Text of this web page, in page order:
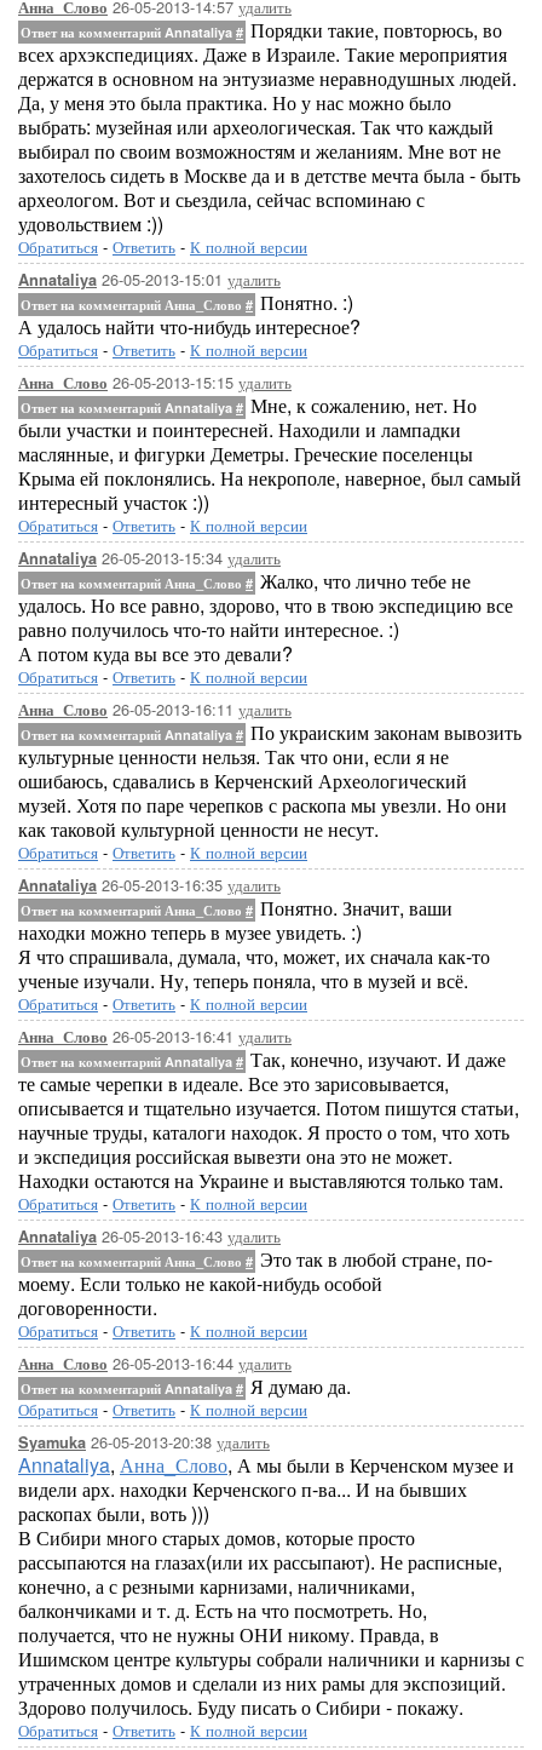
Анна_Слово 26-05-2013-14:57 удалить
Ответ на комментарий Annataliya # Порядки такие, повторюсь, во
всех архэкспедициях. Даже в Израиле. Такие мероприятия
держатся в основном на энтузиазме неравнодушных людей.
Да, у меня это была практика. Но у нас можно было
выбрать: музейная или археологическая. Так что каждый
выбирал по своим возможностям и желаниям. Мне вот не
захотелось сидеть в Москве да и в детстве мечта была - быть
археологом. Вот и сьездила, сейчас вспоминаю с
удовольствием :))
Обратиться - Ответить - К полной версии
Annataliya 26-05-2013-15:01 удалить
Ответ на комментарий Анна_Слово # Понятно. :)
А удалось найти что-нибудь интересное?
Обратиться - Ответить - К полной версии
Анна_Слово 26-05-2013-15:15 удалить
Ответ на комментарий Annataliya # Мне, к сожалению, нет. Но
были участки и поинтересней. Находили и лампадки
маслянные, и фигурки Деметры. Греческие поселенцы
Крыма ей поклонялись. На некрополе, наверное, был самый
интересный участок :))
Обратиться - Ответить - К полной версии
Annataliya 26-05-2013-15:34 удалить
Ответ на комментарий Анна_Слово # Жалко, что лично тебе не
удалось. Но все равно, здорово, что в твою экспедицию все
равно получилось что-то найти интересное. :)
А потом куда вы все это девали?
Обратиться - Ответить - К полной версии
Анна_Слово 26-05-2013-16:11 удалить
Ответ на комментарий Annataliya # По украиским законам вывозить
культурные ценности нельзя. Так что они, если я не
ошибаюсь, сдавались в Керченский Археологический
музей. Хотя по паре черепков с раскопа мы увезли. Но они
как таковой культурной ценности не несут.
Обратиться - Ответить - К полной версии
Annataliya 26-05-2013-16:35 удалить
Ответ на комментарий Анна_Слово # Понятно. Значит, ваши
находки можно теперь в музее увидеть. :)
Я что спрашивала, думала, что, может, их сначала как-то
ученые изучали. Ну, теперь поняла, что в музей и всё.
Обратиться - Ответить - К полной версии
Анна_Слово 26-05-2013-16:41 удалить
Ответ на комментарий Annataliya # Так, конечно, изучают. И даже
те самые черепки в идеале. Все это зарисовывается,
описывается и тщательно изучается. Потом пишутся статьи,
научные труды, каталоги находок. Я просто о том, что хоть
и экспедиция российская вывезти она это не может.
Находки остаются на Украине и выставляются только там.
Обратиться - Ответить - К полной версии
Annataliya 26-05-2013-16:43 удалить
Ответ на комментарий Анна_Слово # Это так в любой стране, по-
моему. Если только не какой-нибудь особой
договоренности.
Обратиться - Ответить - К полной версии
Анна_Слово 26-05-2013-16:44 удалить
Ответ на комментарий Annataliya # Я думаю да.
Обратиться - Ответить - К полной версии
Syamuka 26-05-2013-20:38 удалить
Annataliya, Анна_Слово, А мы были в Керченском музее и
видели арх. находки Керченского п-ва... И на бывших
раскопах были, воть )))
В Сибири много старых домов, которые просто
рассыпаются на глазах(или их рассыпают). Не расписные,
конечно, а с резными карнизами, наличниками,
балкончиками и т. д. Есть на что посмотреть. Но,
получается, что не нужны ОНИ никому. Правда, в
Ишимском центре культуры собрали наличники и карнизы с
утраченных домов и сделали из них рамы для экспозиций.
Здорово получилось. Буду писать о Сибири - покажу.
Обратиться - Ответить - К полной версии